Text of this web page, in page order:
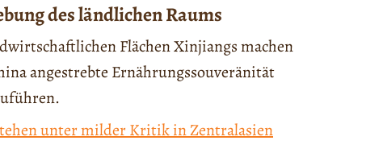
des ländlichen Raums
Flächen Xinjiangs machen
angestrebte Ernährungssouveränität
unter milder Kritik in Zentralasien